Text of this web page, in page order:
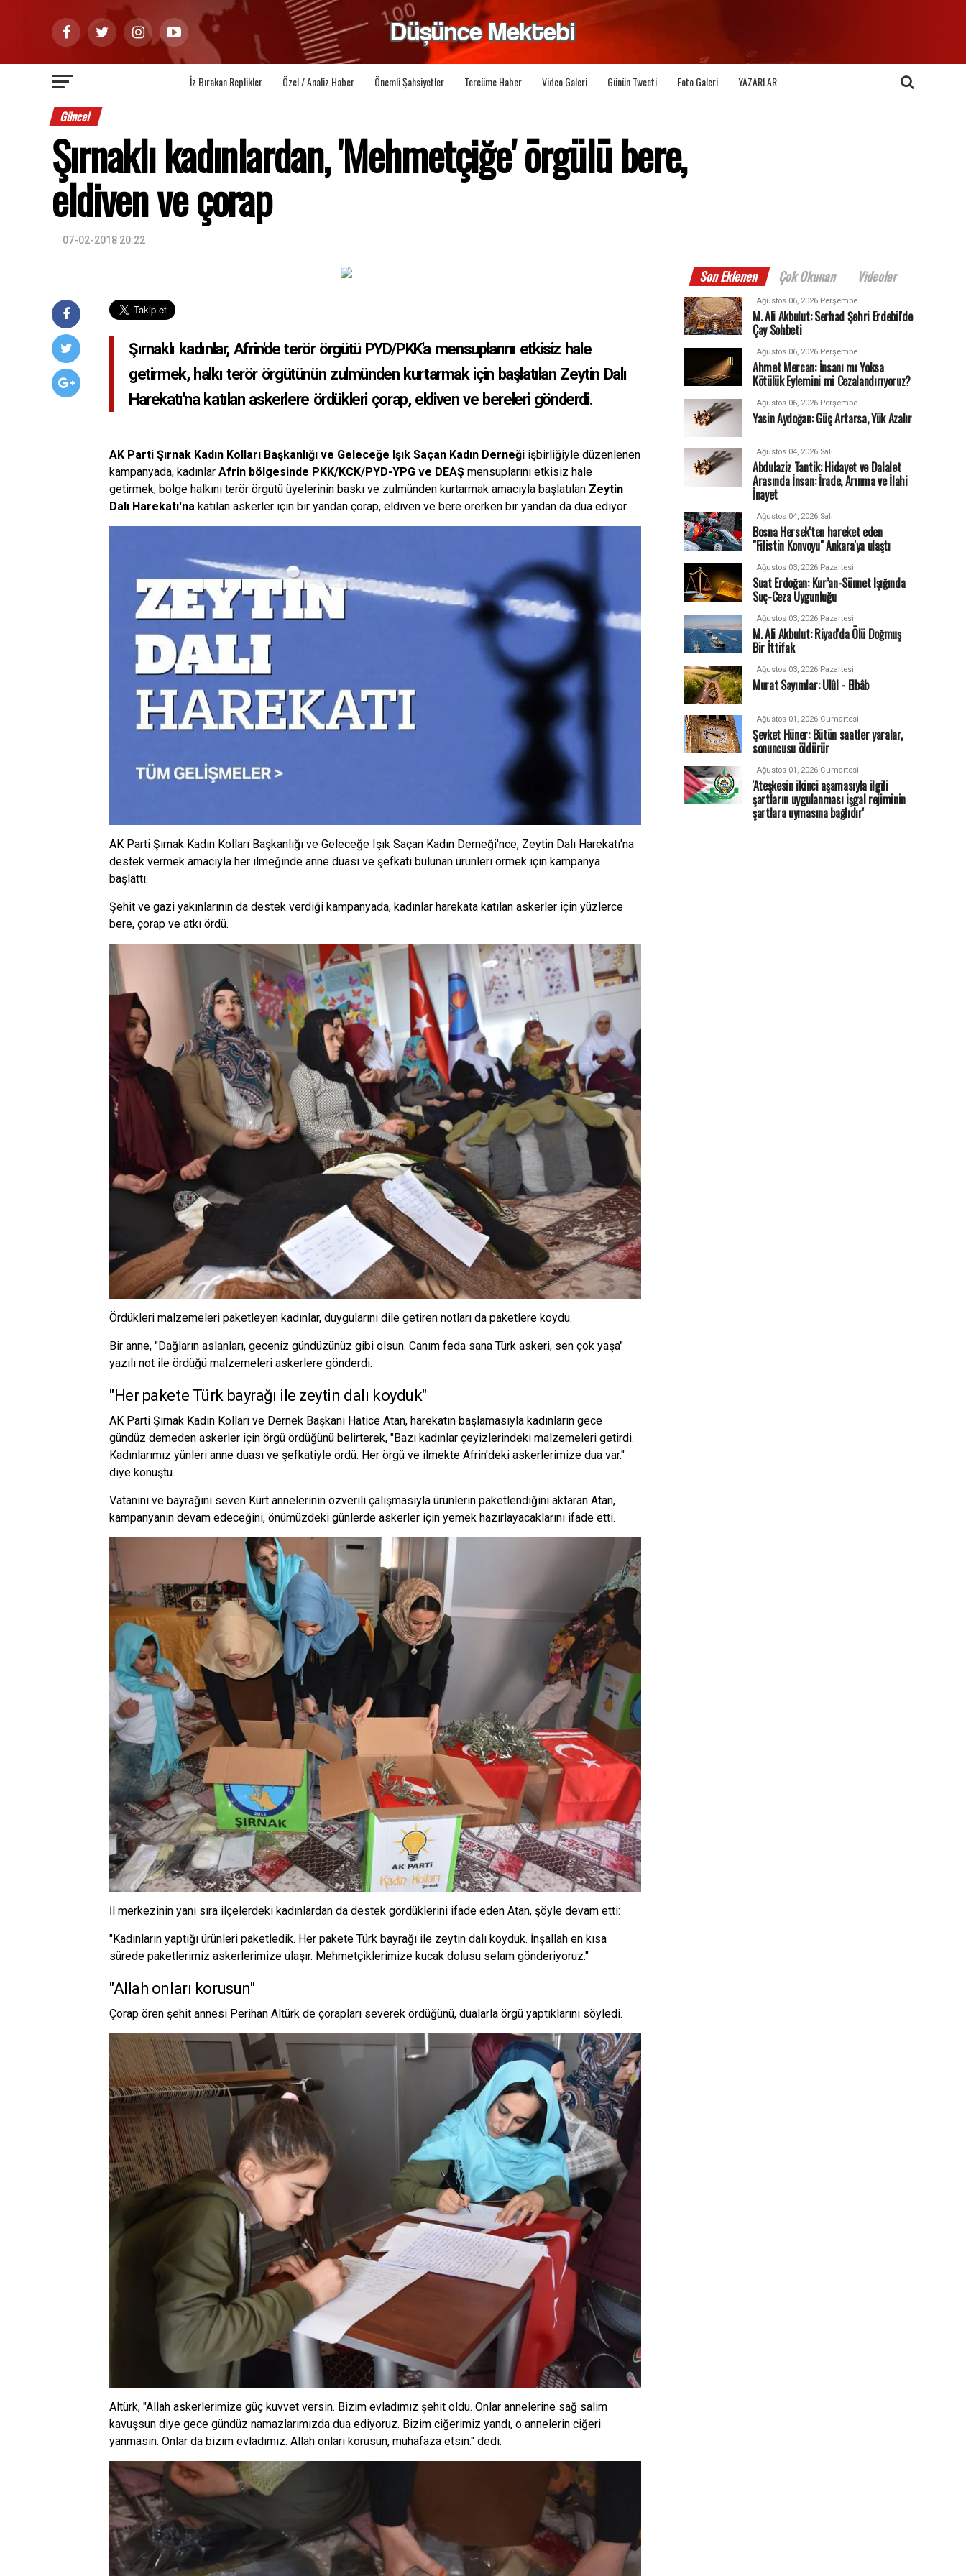
İz Bırakan Replikler Özel / Analiz Haber Önemli Şahsiyetler Tercüme Haber Video Galeri Günün Tweeti Foto Galeri YAZARLAR
Güncel
Şırnaklı kadınlardan, 'Mehmetçiğe' örgülü bere,
eldiven ve çorap
07-02-2018 20:22
Şırnaklı kadınlar, Afrin'de terör örgütü PYD/PKK'a mensuplarını etkisiz hale
getirmek, halkı terör örgütünün zulmünden kurtarmak için başlatılan Zeytin Dalı
Harekatı'na katılan askerlere ördükleri çorap, eldiven ve bereleri gönderdi.
AK Parti Şırnak Kadın Kolları Başkanlığı ve Geleceğe Işık Saçan Kadın Derneği işbirliğiyle düzenlenen
kampanyada, kadınlar Afrin bölgesinde PKK/KCK/PYD-YPG ve DEAŞ mensuplarını etkisiz hale
getirmek, bölge halkını terör örgütü üyelerinin baskı ve zulmünden kurtarmak amacıyla başlatılan Zeytin
Dalı Harekatı'na katılan askerler için bir yandan çorap, eldiven ve bere örerken bir yandan da dua ediyor.
AK Parti Şırnak Kadın Kolları Başkanlığı ve Geleceğe Işık Saçan Kadın Derneği'nce, Zeytin Dalı Harekatı'na
destek vermek amacıyla her ilmeğinde anne duası ve şefkati bulunan ürünleri örmek için kampanya
başlattı.
Şehit ve gazi yakınlarının da destek verdiği kampanyada, kadınlar harekata katılan askerler için yüzlerce
bere, çorap ve atkı ördü.
Ördükleri malzemeleri paketleyen kadınlar, duygularını dile getiren notları da paketlere koydu.
Bir anne, "Dağların aslanları, geceniz gündüzünüz gibi olsun. Canım feda sana Türk askeri, sen çok yaşa"
yazılı not ile ördüğü malzemeleri askerlere gönderdi.
"Her pakete Türk bayrağı ile zeytin dalı koyduk"
AK Parti Şırnak Kadın Kolları ve Dernek Başkanı Hatice Atan, harekatın başlamasıyla kadınların gece
gündüz demeden askerler için örgü ördüğünü belirterek, "Bazı kadınlar çeyizlerindeki malzemeleri getirdi.
Kadınlarımız yünleri anne duası ve şefkatiyle ördü. Her örgü ve ilmekte Afrin'deki askerlerimize dua var."
diye konuştu.
Vatanını ve bayrağını seven Kürt annelerinin özverili çalışmasıyla ürünlerin paketlendiğini aktaran Atan,
kampanyanın devam edeceğini, önümüzdeki günlerde askerler için yemek hazırlayacaklarını ifade etti.
İl merkezinin yanı sıra ilçelerdeki kadınlardan da destek gördüklerini ifade eden Atan, şöyle devam etti:
"Kadınların yaptığı ürünleri paketledik. Her pakete Türk bayrağı ile zeytin dalı koyduk. İnşallah en kısa
sürede paketlerimiz askerlerimize ulaşır. Mehmetçiklerimize kucak dolusu selam gönderiyoruz."
"Allah onları korusun"
Çorap ören şehit annesi Perihan Altürk de çorapları severek ördüğünü, dualarla örgü yaptıklarını söyledi.
Altürk, "Allah askerlerimize güç kuvvet versin. Bizim evladımız şehit oldu. Onlar annelerine sağ salim
kavuşsun diye gece gündüz namazlarımızda dua ediyoruz. Bizim ciğerimiz yandı, o annelerin ciğeri
yanmasın. Onlar da bizim evladımız. Allah onları korusun, muhafaza etsin." dedi.
Son Eklenen Çok Okunan Videolar
Ağustos 06, 2026 Perşembe
M. Ali Akbulut: Serhad Şehri Erdebil'de
Çay Sohbeti
Ağustos 06, 2026 Perşembe
Ahmet Mercan: İnsanı mı Yoksa
Kötülük Eylemini mi Cezalandırıyoruz?
Ağustos 06, 2026 Perşembe
Yasin Aydoğan: Güç Artarsa, Yük Azalır
Ağustos 04, 2026 Salı
Abdulaziz Tantik: Hidayet ve Dalalet
Arasında İnsan: İrade, Arınma ve İlahi
İnayet
Ağustos 04, 2026 Salı
Bosna Hersek'ten hareket eden
"Filistin Konvoyu" Ankara'ya ulaştı
Ağustos 03, 2026 Pazartesi
Suat Erdoğan: Kur’an-Sünnet Işığında
Suç-Ceza Uygunluğu
Ağustos 03, 2026 Pazartesi
M. Ali Akbulut: Riyad'da Ölü Doğmuş
Bir İttifak
Ağustos 03, 2026 Pazartesi
Murat Sayımlar: Ulûl - Elbâb
Ağustos 01, 2026 Cumartesi
Şevket Hüner: Bütün saatler yaralar,
sonuncusu öldürür
Ağustos 01, 2026 Cumartesi
'Ateşkesin ikinci aşamasıyla ilgili
şartların uygulanması işgal rejiminin
şartlara uymasına bağlıdır'